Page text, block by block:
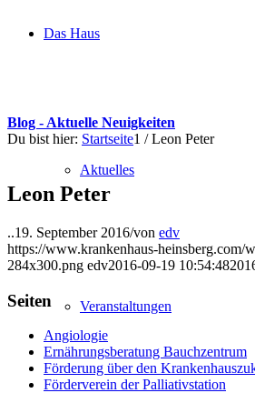
Das Haus
Aktuelles
Veranstaltungen
Blog - Aktuelle Neuigkeiten
Du bist hier: Startseite1 / Leon Peter
Leon Peter
..19. September 2016/von edv
https://www.krankenhaus-heinsberg.com/
284x300.png edv2016-09-19 10:54:48
Seiten
Angiologie
Ernährungsberatung Bauchzentrum
Förderung über den
Förderverein der Palliativstation